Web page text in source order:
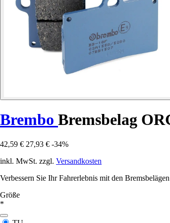
Brembo Bremsbelag
42,59 € 27,93 € -34%
inkl. MwSt. zzgl. Versandkosten
Verbessern Sie Ihr Fahrerlebnis mit den
Größe
*